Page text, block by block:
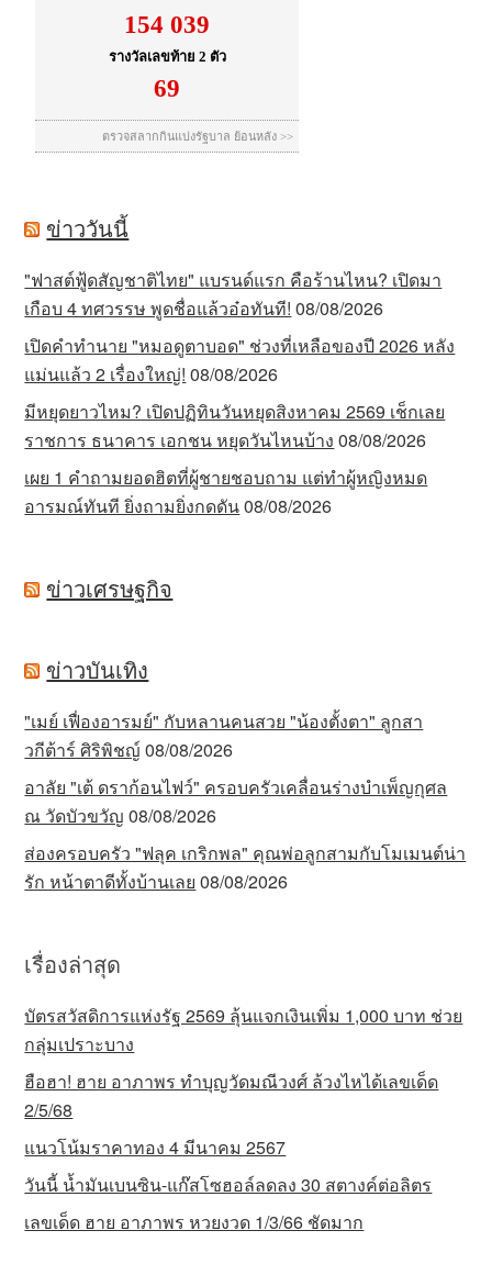
ข่าววันนี้
"ฟาสต์ฟู้ดสัญชาติไทย" แบรนด์แรก คือร้านไหน? เปิดมา
เกือบ 4 ทศวรรษ พูดชื่อแล้วอ๋อทันที! 08/08/2026
เปิดคำทำนาย "หมอดูตาบอด" ช่วงที่เหลือของปี 2026 หลัง
แม่นแล้ว 2 เรื่องใหญ่! 08/08/2026
มีหยุดยาวไหม? เปิดปฏิทินวันหยุดสิงหาคม 2569 เช็กเลย
ราชการ ธนาคาร เอกชน หยุดวันไหนบ้าง 08/08/2026
เผย 1 คำถามยอดฮิตที่ผู้ชายชอบถาม แต่ทำผู้หญิงหมด
อารมณ์ทันที ยิ่งถามยิ่งกดดัน08/08/2026
ข่าวเศรษฐกิจ
ข่าวบันเทิง
"เมย์ เฟื่องอารมย์" กับหลานคนสวย "น้องตั้งตา" ลูกสา
วกีต้าร์ ศิริพิชญ์ 08/08/2026
อาลัย "เต้ ดราก้อนไฟว์" ครอบครัวเคลื่อนร่างบำเพ็ญกุศล
ณ วัดบัวขวัญ 08/08/2026
ส่องครอบครัว "ฟลุค เกริกพล" คุณพ่อลูกสามกับโมเมนต์น่า
รัก หน้าตาดีทั้งบ้านเลย 08/08/2026
เรื่องล่าสุด
บัตรสวัสดิการแห่งรัฐ 2569 ลุ้นแจกเงินเพิ่ม 1,000 บาท ช่วย
กลุ่มเปราะบาง
ฮือฮา! ฮาย อาภาพร ทำบุญวัดมณีวงศ์ ล้วงไหได้เลขเด็ด
2/5/68
แนวโน้มราคาทอง 4 มีนาคม 2567
วันนี้ น้ำมันเบนซิน-แก๊สโซฮอล์ลดลง 30 สตางค์ต่อลิตร
เลขเด็ด ฮาย อาภาพร หวยงวด 1/3/66 ชัดมาก